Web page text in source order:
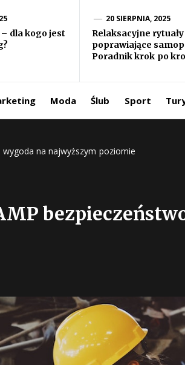
ze
dla kogo jest
20 SIERPNIA, 2025
Relaksacyjne rytuały
poprawiające
Poradnik krok po
Moda Ślub Sport
na najwyższym poziomie